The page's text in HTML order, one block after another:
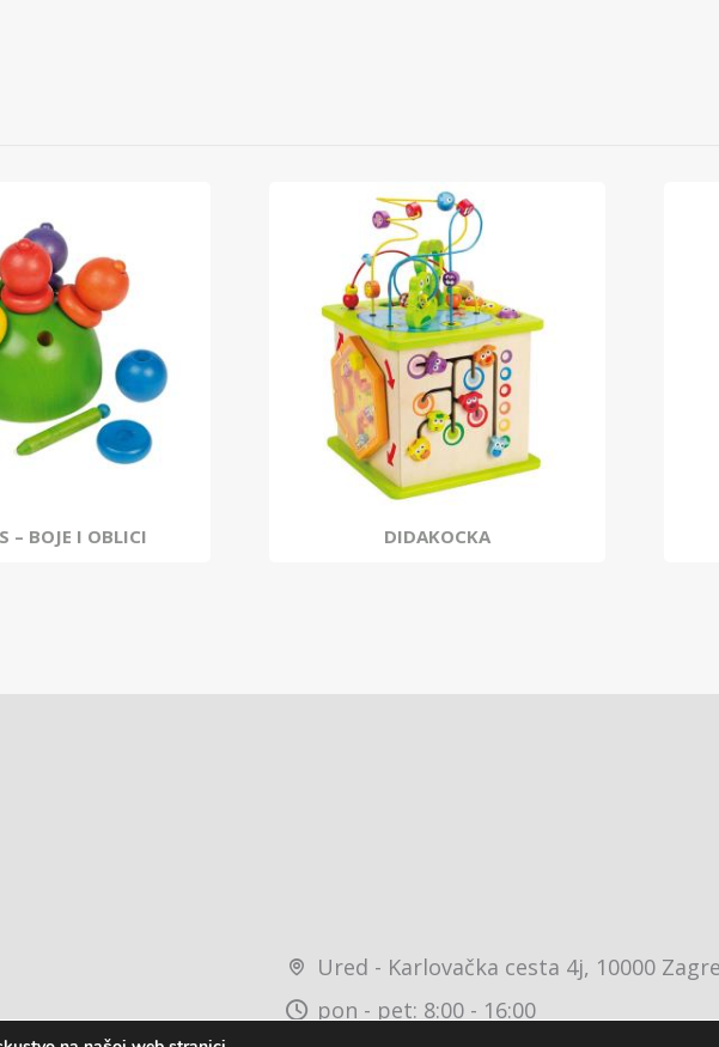
– BOJE I OBLICI DIDAKOCKA
Ured - Karlovačka cesta 4j, 10000
pon - pet: 8:00 - 16:00